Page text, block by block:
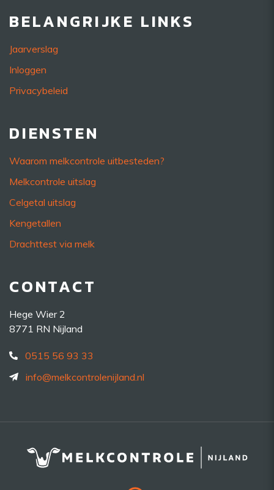
BELANGRIJKE LINKS
Jaarverslag
Inloggen
Privacybeleid
DIENSTEN
Waarom melkcontrole uitbesteden?
Melkcontrole uitslag
Celgetal uitslag
Kengetallen
Drachttest via melk
CONTACT
Hege Wier 2
8771 RN Nijland
0515 56 93 33
info@melkcontrolenijland.nl